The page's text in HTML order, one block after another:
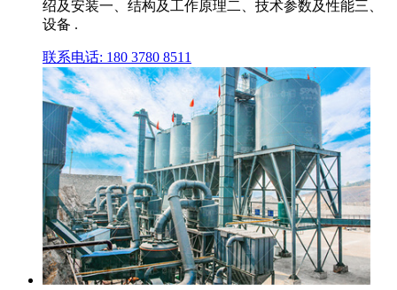
绍及安装一、结构及工作原理二、技术参数及性能三、
设备 .
联系电话: 180 3780 8511